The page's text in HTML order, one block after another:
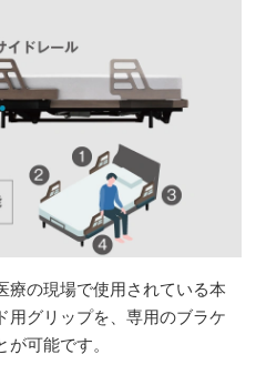
療の現場で使用されている本
用グリップを、専用のブラケ
可能です。